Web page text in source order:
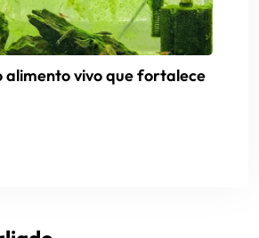
alimento vivo que fortalece